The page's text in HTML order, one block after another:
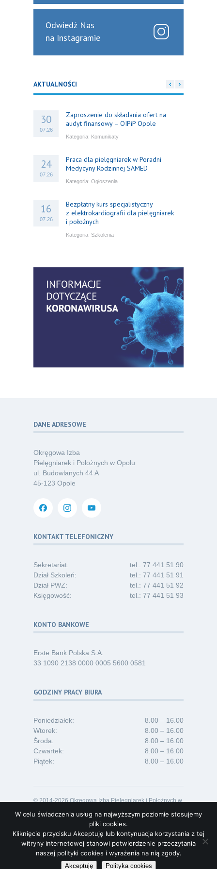
Odwiedź Nas
na Instagramie
AKTUALNOŚCI
30
07.26
Zaproszenie do składania ofert na
audyt finansowy – OIPiP Opole
Kategoria: Komunikaty
24
07.26
Praca dla pielęgniarek w Poradni
Medycyny Rodzinnej SAMED
Kategoria: Ogłoszenia
16
07.26
Bezpłatny kurs specjalistyczny
z elektrokardiografii dla pielęgniarek
i położnych
Kategoria: Szkolenia
praktyki – aktualny konsensus ekspertów
w dostępie naczyniowym
Kategoria:Szkolenia
06
Zaproszenie na Ogólnopolską
Konferencję Naukową „Terminologia
w pielęgniarstwie – komunikacja,
standaryzacja, praktyka”
06
Poza sezonem, poza schematem –
o nowym spojrzeniu na profilaktykę
03
Oferta pracy – pielęgniarka/pielęgniarz
06.26
i absolwentów pielęgniarstwa
Kategoria:Komunikaty
DANE ADRESOWE
Okręgowa Izba
Pielęgniarek i Położnych w Opolu
ul. Budowlanych 44 A
45-123 Opole
KONTAKT TELEFONICZNY
Sekretariat:
tel.: 77 441 51 90
Dział Szkoleń:
tel.: 77 441 51 91
Dział PWZ:
tel.: 77 441 51 92
Księgowość:
tel.: 77 441 51 93
KONTO BANKOWE
Erste Bank Polska S.A.
33 1090 2138 0000 0005 5600 0581
GODZINY PRACY BIURA
Poniedziałek:
8.00 – 16.00
Wtorek:
8.00 – 16.00
Środa:
8.00 – 16.00
Czwartek:
8.00 – 16.00
Piątek:
8.00 – 16.00
© 2014-2026 Okręgowa Izba Pielęgniarek i Położnych w
Projekt i realizacja:Lideon.pl
W celu świadczenia usług na najwyższym poziomie stosujemy
pliki cookies.
Kliknięcie przycisku Akceptuję lub kontynuacja korzystania z tej
witryny internetowej stanowi potwierdzenie przeczytania
naszej polityki cookies i wyrażenia na nią zgody.
Akceptuję Polityka cookies